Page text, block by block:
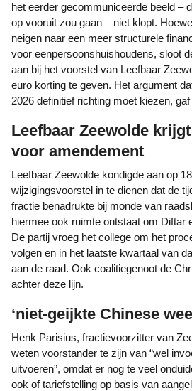
het eerder gecommuniceerde beeld –
op vooruit zou gaan – niet klopt.
neigen naar een meer structurele
voor eenpersoonshuishoudens, sloot
aan bij het voorstel van Leefbaar
euro korting te geven. Het argument
2026 definitief richting moet kiezen,
Leefbaar Zeewolde
voor amendement
Leefbaar Zeewolde kondigde aan op 18 december een
wijzigingsvoorstel in te dienen dat de
fractie benadrukte bij monde van
hiermee ook ruimte ontstaat om Diftar
De partij vroeg het college om het
volgen en in het laatste kwartaal van
aan de raad. Ook coalitiegenoot de
achter deze lijn.
‘niet-geijkte Chinese
Henk Parisius, fractievoorzitter van Zeewolde Liberaal, liet
weten voorstander te zijn van “wel
uitvoeren”, omdat er nog te veel
ook of tariefstelling op basis van